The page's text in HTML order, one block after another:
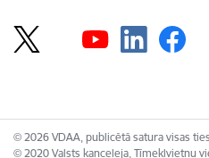
© 2026 VDAA, publicētā satura visas
© 2020 Valsts kanceleja, Tīmekļvietņu